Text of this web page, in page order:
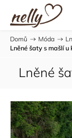
Domů / Móda /
Lněné šaty s mašlí u
Lněné